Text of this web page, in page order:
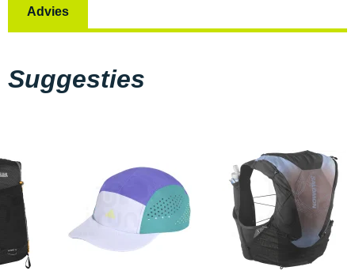
Advies
Suggesties